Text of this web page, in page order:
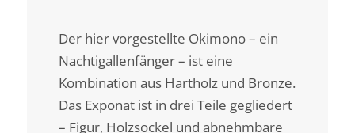
Der hier vorgestellte Okimono – ein
Nachtigallenfänger – ist eine
Kombination aus Hartholz und Bronze.
Das Exponat ist in drei Teile gegliedert
– Figur, Holzsockel und abnehmbare